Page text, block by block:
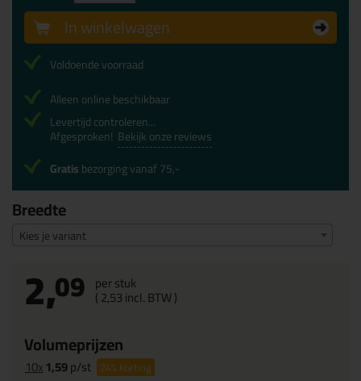
Breedte
Kies je variant
2,09 per stuk
(2,53incl. BTW )
Volumeprijzen
10x1,59p/st 24%korting
In winkelwagen
Voldoende voorraad
Alleen online beschikbaar
Levertijd controleren...
Afgesproken! Bekijk onze reviews
Gratisbezorging vanaf 75,-